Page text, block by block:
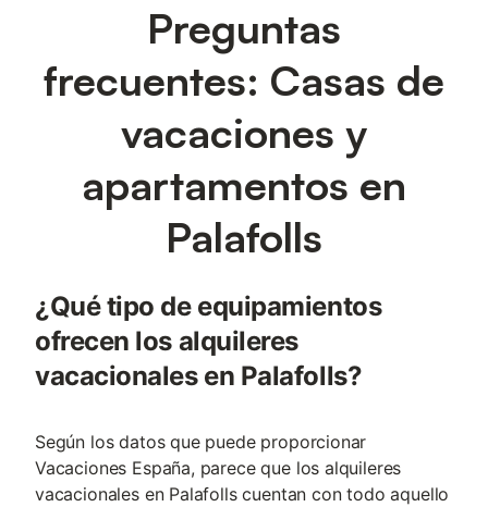
Preguntas
frecuentes: Casas de
vacaciones y
apartamentos en
Palafolls
¿Qué tipo de equipamientos
ofrecen los alquileres
vacacionales en Palafolls?
Según los datos que puede proporcionar
Vacaciones España, parece que los alquileres
vacacionales en Palafolls cuentan con todo aquello